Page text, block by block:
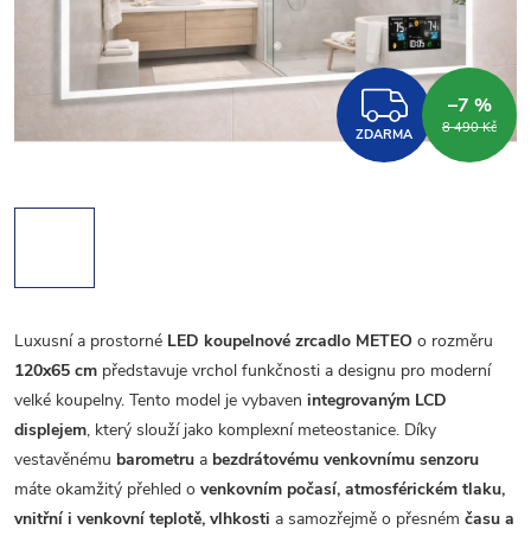
ZDARMA 8 490 Kč
–7 %
Luxusní a prostorné LED koupelnové zrcadlo METEO o rozměru
120x65 cm představuje vrchol funkčnosti a designu pro moderní
velké koupelny. Tento model je vybaven integrovaným LCD
displejem, který slouží jako komplexní meteostanice. Díky
vestavěnému barometru a bezdrátovému venkovnímu senzoru
máte okamžitý přehled o venkovním počasí, atmosférickém tlaku,
vnitřní i venkovní teplotě, vlhkosti a samozřejmě o přesném času a